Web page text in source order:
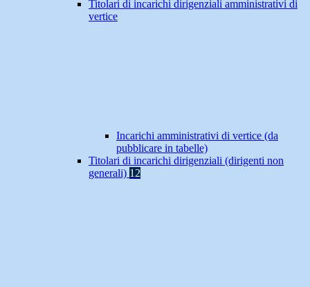
Titolari di incarichi dirigenziali amministrativi di
vertice
Incarichi amministrativi di vertice (da
pubblicare in tabelle)
Titolari di incarichi dirigenziali (dirigenti non
generali) 12